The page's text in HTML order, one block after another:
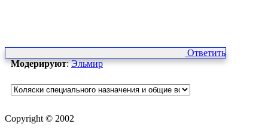
Ответить
Модерируют:Эльмир
Copyright © 2002